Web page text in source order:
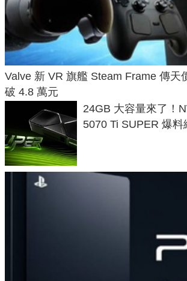
Valve 新 VR 旗艦 Steam Frame 傳天
破 4.8 萬元
24GB 大容量來了！
5070 Ti SUPER 爆料